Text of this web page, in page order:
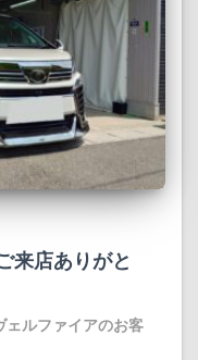
来店ありがと
ェルファイアのお客